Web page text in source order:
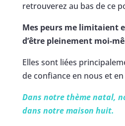
retrouverez au bas de ce
Mes peurs me limitaient
d’être pleinement moi-
Elles sont liées
de confiance en nous et en
Dans notre thème natal,
dans notre maison huit.